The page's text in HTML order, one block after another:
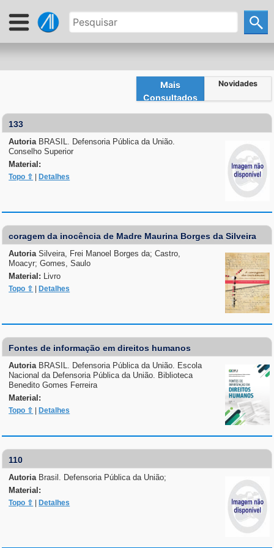
Mais
Consultados
Novidades
133
Autoria BRASIL. Defensoria Pública da União.
Conselho Superior
Material:
Topo ⇧ Detalhes
coragem da inocência de Madre Maurina Borges da Silveira
AutoriaSilveira, Frei Manoel Borges da; Castro,
Moacyr; Gomes, Saulo
Material:
Livro
Topo ⇧ Detalhes
Fontes de informação em direitos humanos
Autoria BRASIL. Defensoria Pública da União. Escola
Nacional da Defensoria Pública da União. Biblioteca
Benedito Gomes Ferreira
Material:
Topo ⇧ Detalhes
110
Autoria Brasil. Defensoria Pública da União;
Material:
Topo ⇧ Detalhes